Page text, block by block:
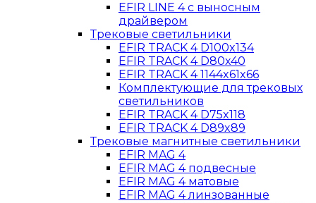
EFIR LINE 4 с выносным
драйвером
Трековые светильники
EFIR TRACK 4 D100x134
EFIR TRACK 4 D80x40
EFIR TRACK 4 1144x61x66
Комплектующие для трековых
светильников
EFIR TRACK 4 D75x118
EFIR TRACK 4 D89x89
Трековые магнитные светильники
EFIR MAG 4
EFIR MAG 4 подвесные
EFIR MAG 4 матовые
EFIR MAG 4 линзованные